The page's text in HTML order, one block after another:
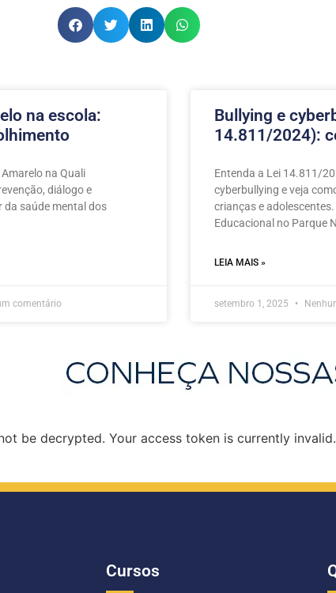
na escola:
na Quali
diálogo e
saúde mental dos
comentário
Bullying e
14.811/2024):
Entenda a Lei 14.811/
cyberbullying e veja
crianças e
Educacional no Parque
LEIA MAIS »
setembro 1, 2025
be decrypted. Your access token is currently invalid.
Cursos